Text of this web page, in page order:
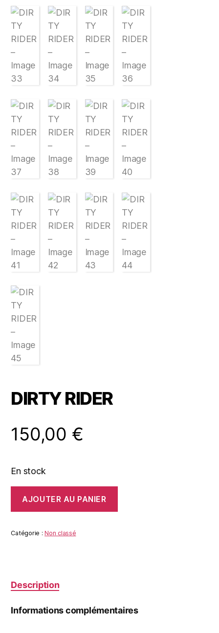
DIRTY RIDER
150,00 €
En stock
DIRTY
AJOUTER AU PANIER
Catégorie :Non classé
Description
Informations complémentaires